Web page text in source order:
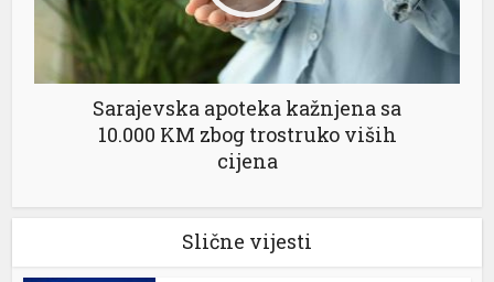
Sarajevska apoteka kažnjena sa
10.000 KM zbog trostruko viših
cijena
Slične vijesti